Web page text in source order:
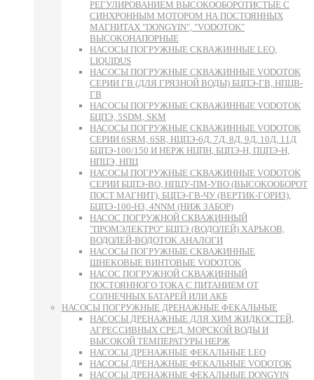
РЕГУЛИРОВАНИЕМ ВЫСОКООБОРОТИСТЫЕ С
СИНХРОННЫМ МОТОРОМ НА ПОСТОЯННЫХ
МАГНИТАХ "DONGYIN", "VODOTOK"
ВЫСОКОНАПОРНЫЕ
НАСОСЫ ПОГРУЖНЫЕ СКВАЖИННЫЕ LEO,
LIQUIDUS
НАСОСЫ ПОГРУЖНЫЕ СКВАЖИННЫЕ VODOTOK
СЕРИИ ГВ (ДЛЯ ГРЯЗНОЙ ВОДЫ) БЦПЭ-ГВ, НПЦВ-
ГВ
НАСОСЫ ПОГРУЖНЫЕ СКВАЖИННЫЕ VODOTOK
БЦПЭ, 5SDM, SKM
НАСОСЫ ПОГРУЖНЫЕ СКВАЖИННЫЕ VODOTOK
СЕРИИ 6SRM, 6SR, НЦПЭ-6Д, 7Д, 8Д, 9Д, 10Д, 11Д
БЦПЭ-100/150 И НЕРЖ НЦПН, БЦПЭ-Н, ПЦПЭ-Н,
НПЦЭ, НПЦ
НАСОСЫ ПОГРУЖНЫЕ СКВАЖИННЫЕ VODOTOK
СЕРИИ БЦПЭ-ВО, НПЦУ-ПМ-УВО (ВЫСОКООБОРОТ
ПОСТ МАГНИТ), БЦПЭ-ГВ-ЧУ (ВЕРТИК-ГОРИЗ),
БЦПЭ-100-НЗ, 4NNM (НИЖ ЗАБОР)
НАСОС ПОГРУЖНОЙ СКВАЖИННЫЙ
"ПРОМЭЛЕКТРО" БЦПЭ (ВОДОЛЕЙ) ХАРЬКОВ,
ВОДОЛЕЙ-ВОДОТОК АНАЛОГИ
НАСОСЫ ПОГРУЖНЫЕ СКВАЖИННЫЕ
ШНЕКОВЫЕ ВИНТОВЫЕ VODOTOK
НАСОС ПОГРУЖНОЙ СКВАЖИННЫЙ
ПОСТОЯННОГО ТОКА С ПИТАНИЕМ ОТ
СОЛНЕЧНЫХ БАТАРЕЙ ИЛИ АКБ
НАСОСЫ ПОГРУЖНЫЕ ДРЕНАЖНЫЕ ФЕКАЛЬНЫЕ
НАСОСЫ ДРЕНАЖНЫЕ ДЛЯ ХИМ ЖИДКОСТЕЙ,
АГРЕССИВНЫХ СРЕД, МОРСКОЙ ВОДЫ И
ВЫСОКОЙ ТЕМПЕРАТУРЫ НЕРЖ
НАСОСЫ ДРЕНАЖНЫЕ ФЕКАЛЬНЫЕ LEO
НАСОСЫ ДРЕНАЖНЫЕ ФЕКАЛЬНЫЕ VODOTOK
НАСОСЫ ДРЕНАЖНЫЕ ФЕКАЛЬНЫЕ DONGYIN